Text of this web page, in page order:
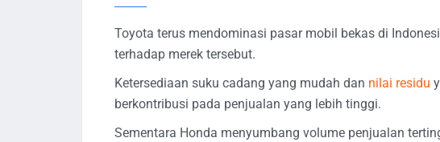
Toyota terus mendominasi pasar mobil bekas di
terhadap merek tersebut.
Ketersediaan suku cadang yang mudah dan nilai residu
berkontribusi pada penjualan yang lebih tinggi.
Sementara Honda menyumbang volume penjualan